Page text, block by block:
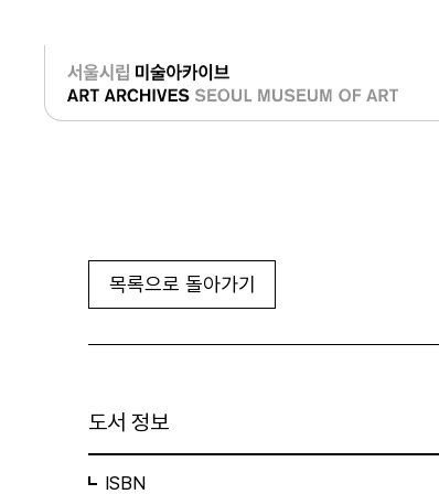
로그인
목록으로 돌아가기
도서 정보
ISBN